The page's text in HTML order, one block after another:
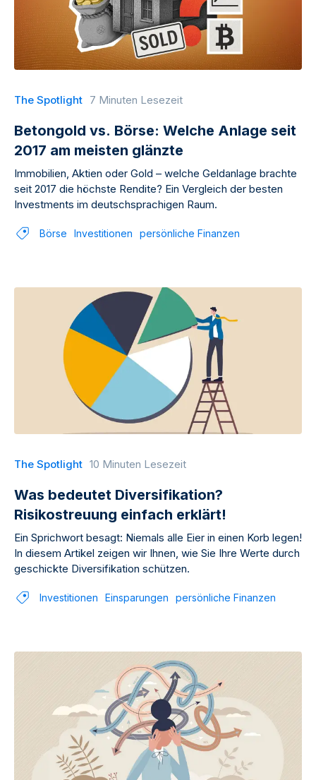
The Spotlight 7 Minuten Lesezeit
Betongold vs. Börse: Welche Anlage seit
2017 am meisten glänzte
Immobilien, Aktien oder Gold – welche Geldanlage brachte
seit 2017 die höchste Rendite? Ein Vergleich der besten
Investments im deutschsprachigen Raum.
Börse Investitionen persönliche Finanzen
The Spotlight 10 Minuten Lesezeit
Was bedeutet Diversifikation?
Risikostreuung einfach erklärt!
Ein Sprichwort besagt: Niemals alle Eier in einen Korb legen!
In diesem Artikel zeigen wir Ihnen, wie Sie Ihre Werte durch
geschickte Diversifikation schützen.
Investitionen Einsparungen persönliche Finanzen